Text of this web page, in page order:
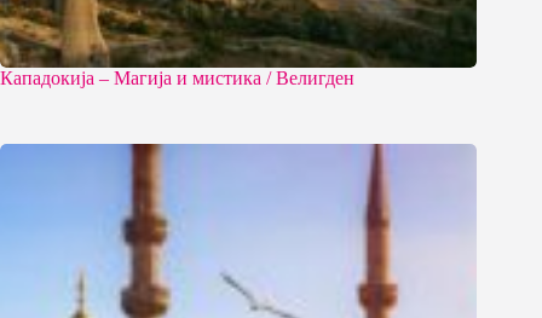
Кападокија – Магија и мистика / Велигден